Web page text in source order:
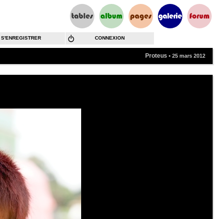
S'ENREGISTRER CONNEXION
Proteus • 25 mars 2012